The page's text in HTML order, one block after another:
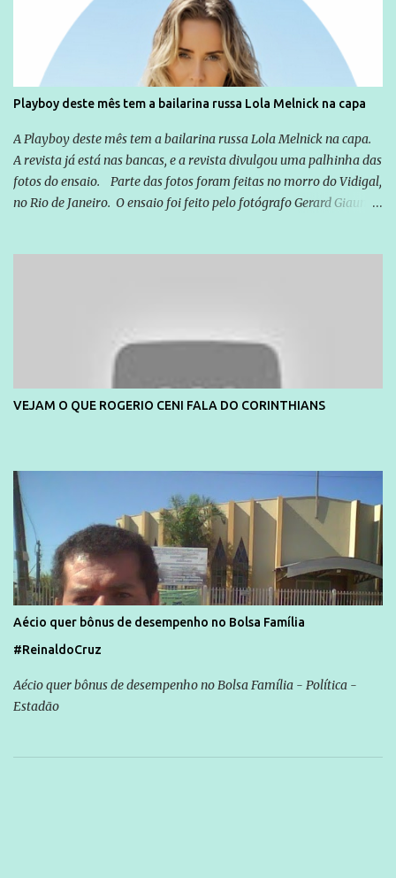
você já esta acostumado a ver neste espaço, vou trabalhar a ideia
que possibilite distribuir não só informações, mas que gere de
forma consistente a riqueza do conhecimento... Exemplo: o
cidadão brasileiro não precisa só ser informado sobre operações
da Lava Jato, Reformas que podem retirar ou não direitos, ou
quem vai ser preso ou não; é preciso levar até as pessoas, do mais
simples ao mais burguês, o que diz a nossa Constituição, quais são
seus direitos e deveres em ...
Playboy deste mês tem a bailarina russa Lola Melnick na capa
A Playboy deste mês tem a bailarina russa Lola Melnick na capa.
A revista já está nas bancas, e a revista divulgou uma palhinha das
fotos do ensaio. Parte das fotos foram feitas no morro do Vidigal,
no Rio de Janeiro. O ensaio foi feito pelo fotógrafo Gerard Giaume
VEJAM O QUE ROGERIO CENI FALA DO CORINTHIANS
Aécio quer bônus de desempenho no Bolsa Família
#ReinaldoCruz
Aécio quer bônus de desempenho no Bolsa Família - Política -
Estadão